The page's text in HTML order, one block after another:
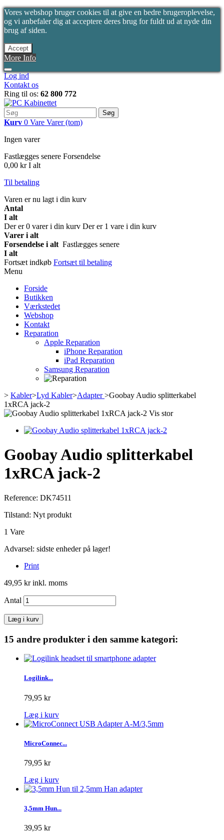
Vores webshop bruger cookies til at give en bedre brugeroplevelse,
og vi anbefaler dig at acceptere deres brug for fuldt ud at nyde din
brug af siden.
Accept
More Info
Log ind
Kontakt os
Ring til os: 62 800 772
Søg
Kurv 0 Vare Varer (tom)
Ingen varer
Fastlægges senere Forsendelse
0,00 kr I alt
Til betaling
Varen er nu lagt i din kurv
Antal
I alt
Der er0 varer i din kurv Der er 1 vare i din kurv
Varer i alt
Forsendelse i alt Fastlægges senere
I alt
Fortsæt indkøb Fortsæt til betaling
Menu
Forside
Butikken
Værkstedet
Webshop
Kontakt
Reparation
Apple Reparation
iPhone Reparation
iPad Reparation
Samsung Reparation
> Kabler>Lyd Kabler>Adapter>Goobay Audio splitterkabel
1xRCA jack-2
Vis stor
Goobay Audio splitterkabel
1xRCA jack-2
Reference: DK74511
Tilstand: Nyt produkt
1 Vare
Advarsel: sidste enheder på lager!
Print
49,95 krinkl. moms
Antal
Læg i kurv
15 andre produkter i den samme kategori:
Logilink...
79,95 kr
Læg i kurv
MicroConnec...
79,95 kr
Læg i kurv
3,5mm Hun...
39,95 kr